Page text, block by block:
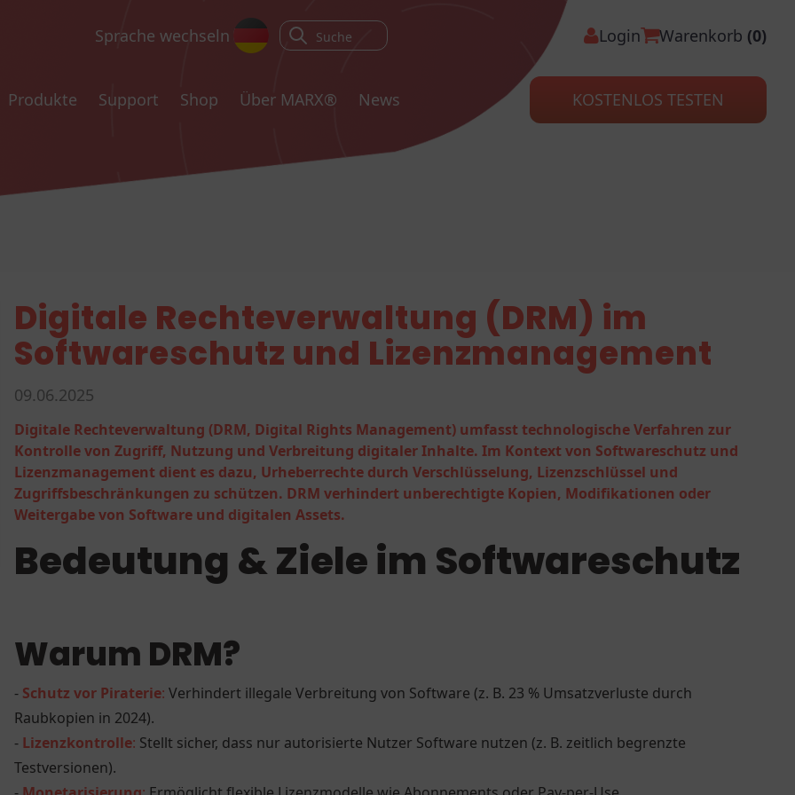
Sprache wechseln Login Warenkorb (0)
Produkte Support Shop Über MARX® News KOSTENLOS TESTEN
Digitale Rechteverwaltung (DRM) im
Softwareschutz und Lizenzmanagement
09.06.2025
Digitale Rechteverwaltung (DRM, Digital Rights Management) umfasst technologische Verfahren zur
Kontrolle von Zugriff, Nutzung und Verbreitung digitaler Inhalte. Im Kontext von Softwareschutz und
Lizenzmanagement dient es dazu, Urheberrechte durch Verschlüsselung, Lizenzschlüssel und
Zugriffsbeschränkungen zu schützen. DRM verhindert unberechtigte Kopien, Modifikationen oder
Weitergabe von Software und digitalen Assets.
Bedeutung & Ziele im Softwareschutz
Warum DRM?
- Schutz vor Piraterie: Verhindert illegale Verbreitung von Software (z. B. 23 % Umsatzverluste durch
Raubkopien in 2024).
- Lizenzkontrolle: Stellt sicher, dass nur autorisierte Nutzer Software nutzen (z. B. zeitlich begrenzte
Testversionen).